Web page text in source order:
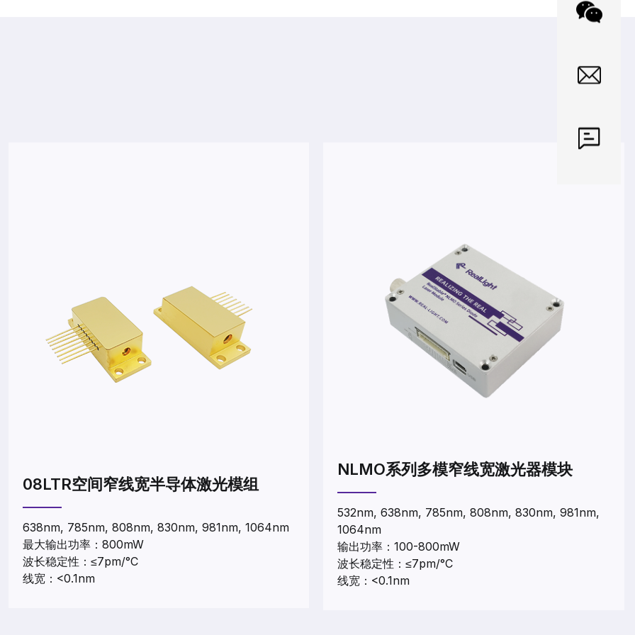
08LTR空间窄线宽半导体激光模组
638nm, 785nm, 808nm, 830nm, 981nm, 1064nm
最大输出功率：800mW
波长稳定性：≤7pm/°C
线宽：<0.1nm
NLMO系列多模窄线宽激光器模块
532nm, 638nm, 785nm, 808nm, 830nm, 981nm,
1064nm
输出功率：100-800mW
波长稳定性：≤7pm/°C
线宽：<0.1nm